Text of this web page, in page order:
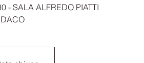
- SALA ALFREDO PIATTI